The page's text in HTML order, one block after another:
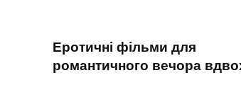
Еротичні фільми для
романтичного вечора